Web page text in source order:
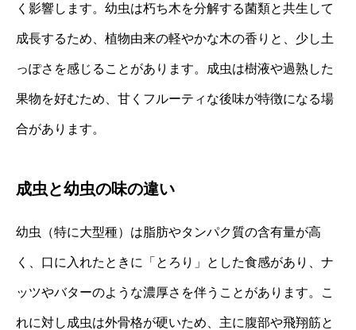
く影響します。幼虫は朽ち木を分解する菌類と共生して
成長するため、植物由来の軽やかな木の香りと、少し土
っぽさを感じることがあります。成虫は樹液や過熟した
果物を好むため、甘くフルーティな後味が特徴になる場
合があります。
成虫と幼虫の味の違い
幼虫（特に大型種）は脂肪やタンパク質の含有量が高
く、口に入れたときに「とろり」とした食感があり、ナ
ッツやバターのような濃厚さを伴うことがあります。こ
れに対し成虫は外骨格が硬いため、主に腹部や飛翔筋と